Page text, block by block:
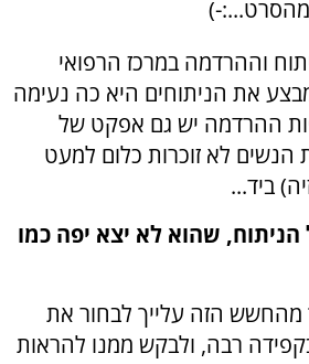
מהסרט...:-)
וההרדמה במרכז הרפואי
את הניתוחים היא כה נעימה
ההרדמה יש גם אפקט של
לא זוכרות כלום למעט
ביד...
שהוא לא יצא יפה כמו
מהחשש הזה עלייך לבחור את
רבה, ולבקש ממנו להראות